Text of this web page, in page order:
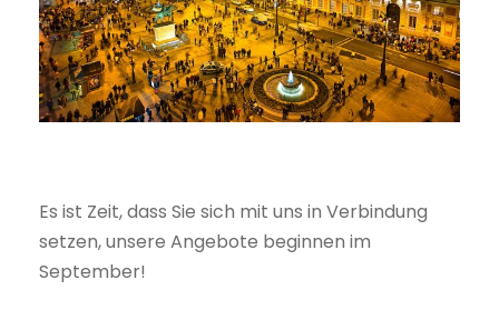
Es ist Zeit, dass Sie sich mit uns in Verbindung
setzen, unsere Angebote beginnen im
September!